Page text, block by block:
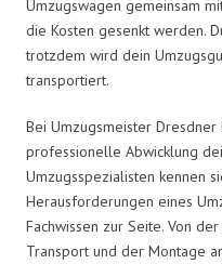
Umzugswagen gemeinsam
die Kosten gesenkt werden.
trotzdem wird dein
transportiert.
Bei Umzugsmeister
professionelle Abwicklung
Umzugsspezialisten kennen
Herausforderungen eines
Fachwissen zur Seite. Von
Transport und der Montage